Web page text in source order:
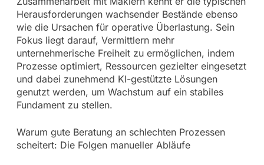
Herausforderungen wachsender Bestände ebenso
wie die Ursachen für operative Überlastung. Sein
Fokus liegt darauf, Vermittlern mehr
unternehmerische Freiheit zu ermöglichen, indem
Prozesse optimiert, Ressourcen gezielter eingesetzt
und dabei zunehmend KI-gestützte Lösungen
genutzt werden, um Wachstum auf ein stabiles
Fundament zu stellen.
Warum gute Beratung an schlechten Prozessen
scheitert: Die Folgen manueller Abläufe